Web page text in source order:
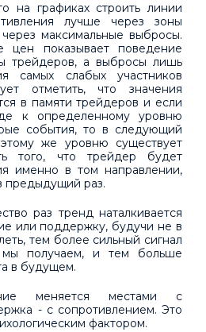
на графиках строить линии
лучше через зоны
максимальные выбросы.
цен показывает поведение
трейдеров, а выбросы лишь
самых слабых участников
отметить, что значения
в памяти трейдеров и если
к определенному уровню
события, то в следующий
же уровню существует
того, что трейдер будет
именно в том направлении,
предыдущий раз.
раз тренд наталкивается
или поддержку, будучи не в
тем более сильный сигнал
получаем, и тем больше
в будущем.
меняется местами с
- с сопротивлением. Это
фактором.